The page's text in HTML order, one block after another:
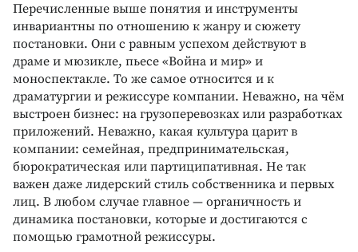
Перечисленные выше понятия и инструменты
инвариантны по отношению к жанру и сюжету
постановки. Они с равным успехом действуют в
драме и мюзикле, пьесе «Война и мир» и
моноспектакле. То же самое относится и к
драматургии и режиссуре компании. Неважно, на чём
выстроен бизнес: на грузоперевозках или разработках
приложений. Неважно, какая культура царит в
компании: семейная, предпринимательская,
бюрократическая или партиципативная. Не так
важен даже лидерский стиль собственника и первых
лиц. В любом случае главное — органичность и
динамика постановки, которые и достигаются с
помощью грамотной режиссуры.